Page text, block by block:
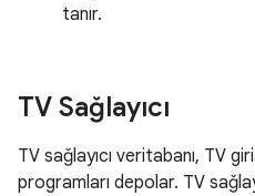
tanır.
TV Sağlayıcı
TV sağlayıcı veritabanı, TV
programları depolar. TV